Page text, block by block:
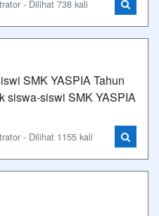
- Dilihat 738 kali
SMK YASPIA Tahun
siswi SMK YASPIA
- Dilihat 1155 kali